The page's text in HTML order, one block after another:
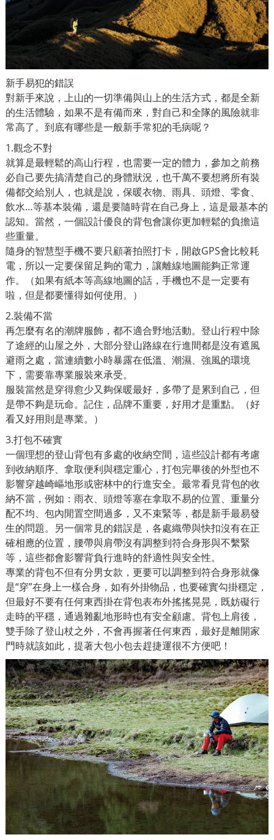
新手易犯的錯誤
對新手來說，上山的一切準備與山上的生活方式，都是全新
的生活體驗，如果不是有備而來，對自己和全隊的風險就非
常高了。到底有哪些是一般新手常犯的毛病呢？
1.觀念不對
就算是最輕鬆的高山行程，也需要一定的體力，參加之前務
必自己要先搞清楚自己的身體狀況，也千萬不要想將所有裝
備都交給別人，也就是說，保暖衣物、雨具、頭燈、零食、
飲水…等基本裝備，還是要隨時背在自己身上，這是最基本的
認知。當然，一個設計優良的背包會讓你更加輕鬆的負擔這
些重量。
隨身的智慧型手機不要只顧著拍照打卡，開啟GPS會比較耗
電，所以一定要保留足夠的電力，讓離線地圖能夠正常運
作。（如果有紙本等高線地圖的話，手機也不是一定要有
啦，但是都要懂得如何使用。）
2.裝備不當
再怎麼有名的潮牌服飾，都不適合野地活動。登山行程中除
了途經的山屋之外，大部分登山路線在行進間都是沒有遮風
避雨之處，當連續數小時暴露在低溫、潮濕、強風的環境
下，需要靠專業服裝來承受。
服裝當然是穿得愈少又夠保暖最好，多帶了是累到自己，但
是帶不夠是玩命。記住，品牌不重要，好用才是重點。（好
看又好用則是專業。）
3.打包不確實
一個理想的登山背包有多處的收納空間，這些設計都有考慮
到收納順序、拿取便利與穩定重心，打包完畢後的外型也不
影響穿越崎嶇地形或密林中的行進安全。最常看見背包的收
納不當，例如：雨衣、頭燈等塞在拿取不易的位置、重量分
配不均、包內閒置空間過多，又不束緊等，都是新手最易發
生的問題。另一個常見的錯誤是，各處織帶與快扣沒有在正
確相應的位置，腰帶與肩帶沒有調整到符合身形與不繫緊
等，這些都會影響背負行進時的舒適性與安全性。
專業的背包不但有分男女款，更要可以調整到符合身形就像
是“穿”在身上一樣合身，如有外掛物品，也要確實勾掛穩定，
但最好不要有任何東西掛在背包表布外搖搖晃晃，既妨礙行
走時的平穩，通過雜亂地形時也有安全顧慮。背包上肩後，
雙手除了登山杖之外，不會再握著任何東西，最好是離開家
門時就該如此，提著大包小包去趕捷運很不方便吧！